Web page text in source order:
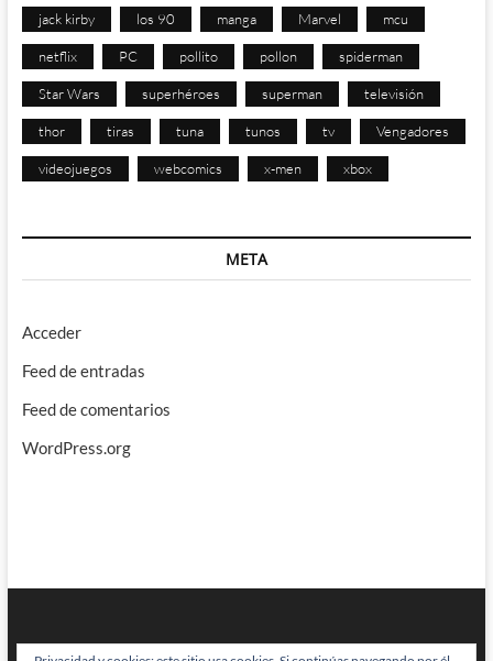
jack kirby los 90 manga Marvel mcu
netflix PC pollito pollon spiderman
Star Wars superhéroes superman televisión
thor tiras tuna tunos tv Vengadores
videojuegos webcomics x-men xbox
META
Acceder
Feed de entradas
Feed de comentarios
WordPress.org